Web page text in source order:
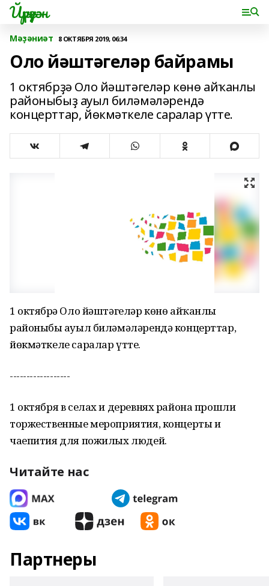
Йүрүҙән
Мәҙәниәт 8 ОКТЯБРЯ 2019, 06:34
Оло йәштәгеләр байрамы
1 октябрҙә Оло йәштәгеләр көнө айҡанлы
районыбыҙ ауыл биләмәләрендә
концерттар, йөкмәткеле саралар үтте.
1 октябрҙә Оло йәштәгеләр көнө айҡанлы
районыбыҙ ауыл биләмәләрендә концерттар,
йөкмәткеле саралар үтте.
------------------
1 октября в селах и деревнях района прошли
торжественные мероприятия, концерты и
чаепития для пожилых людей.
Читайте нас
Партнеры